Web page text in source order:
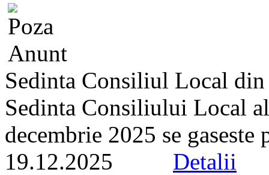
Sedinta Consiliul Local
Sedinta Consiliului Local
decembrie 2025 se
19.12.2025 Detalii